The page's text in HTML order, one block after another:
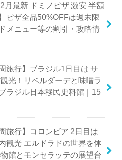
2月最新 ドミノピザ 激安 半額
ピザ全品50%OFFは週末限
メニュー等の割引・攻略情
旅行】ブラジル1日目は サ
光！リベルダーデと味噌ラ
ラジル日本移民史料館｜15
旅行】コロンビア 2日目は
観光 エルドラドの世界を体
館とモンセラッテの展望台